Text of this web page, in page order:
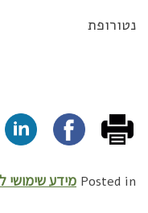
נטורופת
Posted in מידע שימושי